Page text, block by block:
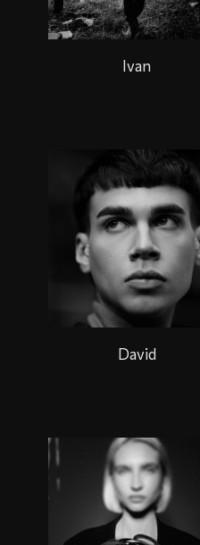
Ivan
David